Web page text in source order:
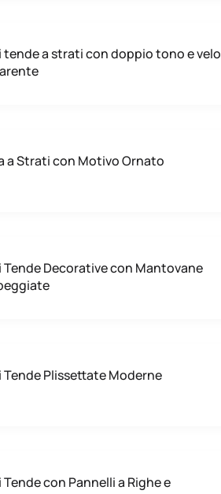
tende a strati con doppio tono e velo
a Strati con Motivo Ornato
Tende Decorative con Mantovane
Tende Plissettate Moderne
Tende con Pannelli a Righe e